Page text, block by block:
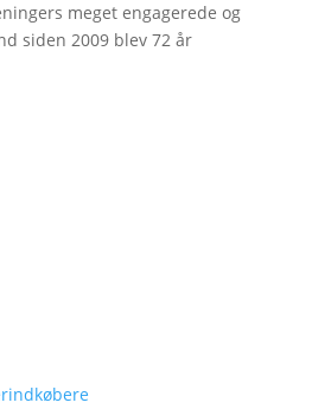
meget engagerede og
siden 2009 blev 72 år